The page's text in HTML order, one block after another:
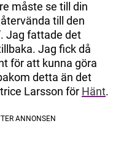
måste se till din
till den
Jag fattade det
Jag fick då
för att kunna göra
detta än det
Larsson för Hänt.